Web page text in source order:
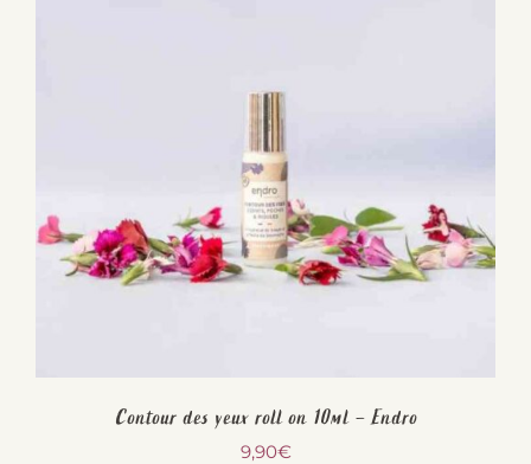
Contour des yeux roll on 10ml – Endro
9,90€